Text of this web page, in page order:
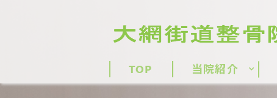
TOP 当院紹介